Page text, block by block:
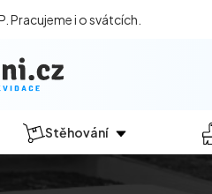
Pracujeme i o svátcích.
Stěhování